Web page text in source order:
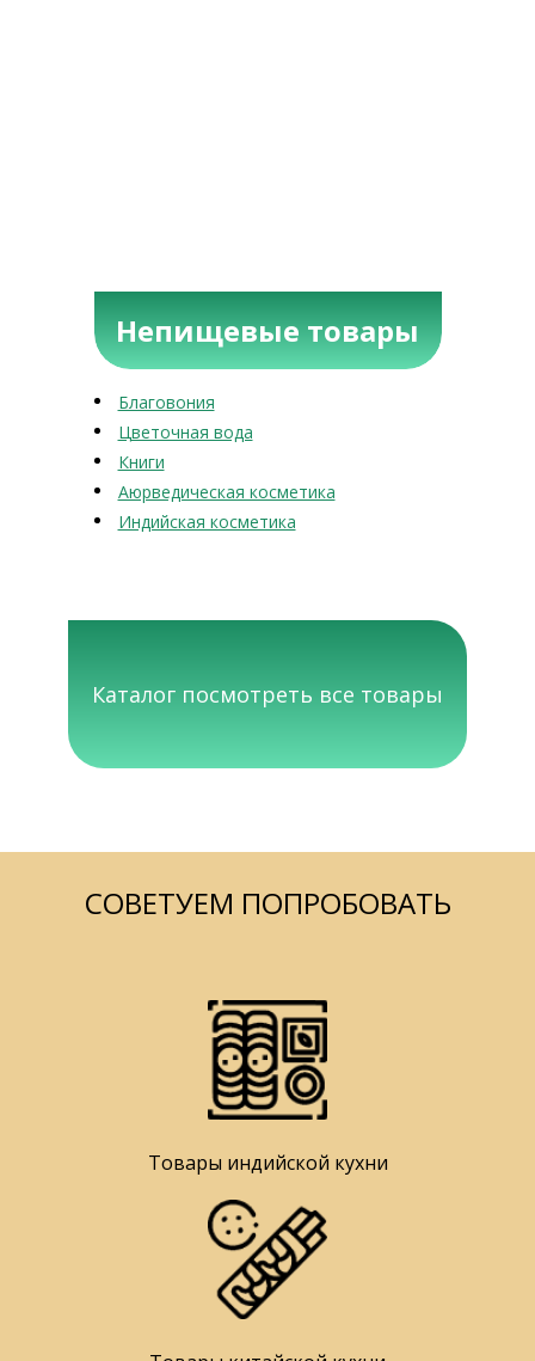
Непищевые товары
Благовония
Цветочная вода
Книги
Аюрведическая косметика
Индийская косметика
Каталог посмотреть все товары
СОВЕТУЕМ ПОПРОБОВАТЬ
Товары индийской кухни